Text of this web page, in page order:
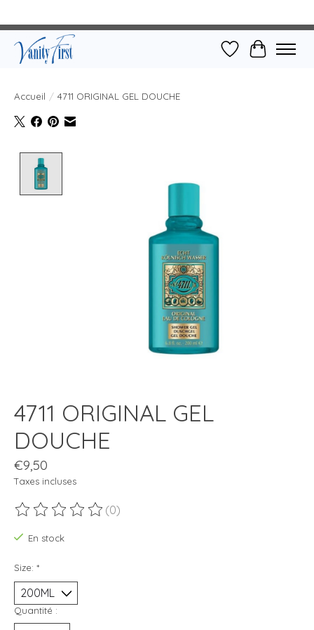
Liste dePanier
Accueil / 4711 ORIGINAL GEL DOUCHE
4711 ORIGINAL GEL
DOUCHE
€9,50
Taxes incluses
Ce produit est évalué à
(0)
En stock
Size: *
Quantité :